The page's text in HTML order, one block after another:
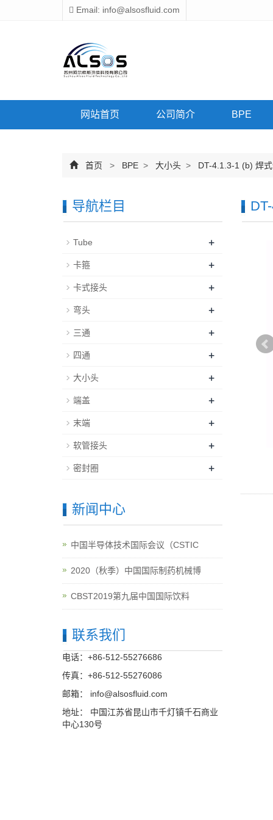
Email: info@alsosfluid.com
网站首页 公司简介 BPE
首页 > BPE > 大小头 > DT-4.1.3-1 (b) 焊
导航栏目
Tube +
卡箍 +
卡式接头 +
弯头 +
三通 +
四通 +
大小头 +
端盖 +
末端 +
软管接头 +
密封圈 +
新闻中心
中国半导体技术国际会议（CSTIC
2020（秋季）中国国际制药机械博
CBST2019第九届中国国际饮料
联系我们
电话：+86-512-55276686
传真：+86-512-55276086
邮箱：
info@alsosfluid.com
地址： 中国江苏省昆山市千灯镇千石商业
中心130号